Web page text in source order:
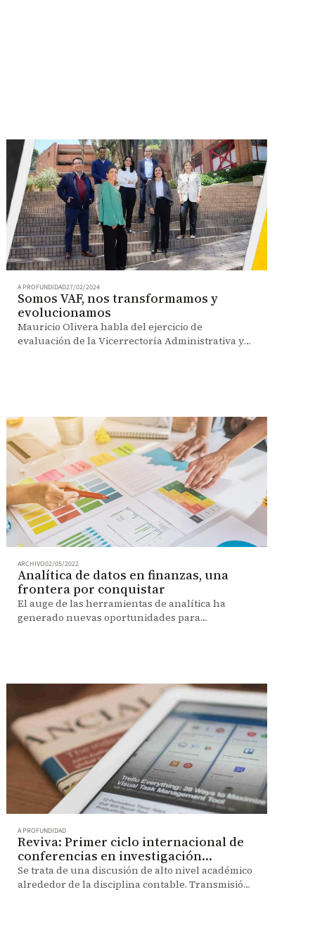
A PROFUNDIDAD27/02/2024
Somos VAF, nos transformamos y
evolucionamos
Mauricio Olivera habla del ejercicio de
evaluación de la Vicerrectoría Administrativa y
ARCHIVO02/05/2022
Analítica de datos en finanzas, una
frontera por conquistar
El auge de las herramientas de analítica ha
generado nuevas oportunidades para
A PROFUNDIDAD
Reviva: Primer ciclo internacional de
conferencias en investigación
contable
Se trata de una discusión de alto nivel académico
alrededor de la disciplina contable. Transmisión